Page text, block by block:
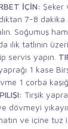
İÇİN: Şeker
7-8 dakika
Soğumuş
tatlının
servis yapın.
1 kase
1 çorba
Tırşik
dövmeyi
ve içine tuz